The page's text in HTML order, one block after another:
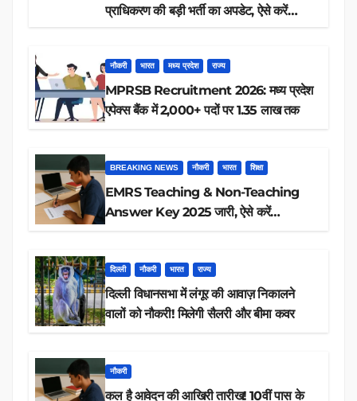
प्राधिकरण की बड़ी भर्ती का अपडेट, ऐसे करें
नौकरी भारत मध्य प्रदेश राज्य
MPRSB Recruitment 2026: मध्य प्रदेश
एपेक्स बैंक में 2,000+ पदों पर 1.35 लाख तक
BREAKING NEWS नौकरी भारत शिक्षा
EMRS Teaching & Non-Teaching
Answer Key 2025 जारी, ऐसे करें
दिल्ली नौकरी भारत राज्य
दिल्ली विधानसभा में लंगूर की आवाज़ निकालने
वालों को नौकरी! मिलेगी सैलरी और बीमा कवर
नौकरी
कल है आवेदन की आखिरी तारीख! 10वीं पास के